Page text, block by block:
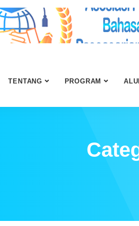
TENTANG PROGRAM